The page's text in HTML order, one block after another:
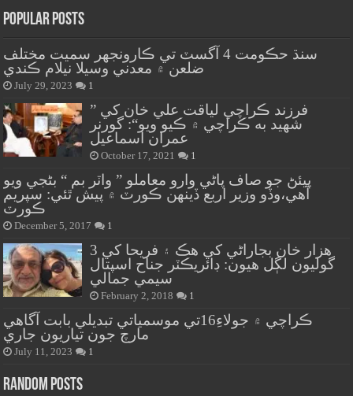
Popular Posts
سنڌ حڪومت 4 آگسٽ تي ڪارونجهر سميت مختلف
ضلعن ۾ معدني وسيلا نيلام ڪندي
July 29, 2023 1
” فرزند ڪراچي لياقت علي خان کي
شهيد به ڪراچي ۾ ڪيو ويو“: گورنر
عمران اسماعيل
October 17, 2021 1
پيئڻ جو صاف پاڻي وارو معاملو ” واٽر بم “ بڻجي ويو
آهي،وڏو وزير اربع ڏينهن ڪورٽ ۾ پيش ٿئي: سپريم
ڪورٽ
December 5, 2017 1
هزار خان بجاراڻي کي هڪ ۽ فريحا کي 3
گوليون لڳل هيون: ڊائريڪٽر جناح اسپتال
سيمي جمالي
February 2, 2018 1
ڪراچي ۾ جولاءِ16تي موسمياتي تبديلي بابت آگاهي
مارچ جون تياريون جاري
July 11, 2023 1
Random Posts